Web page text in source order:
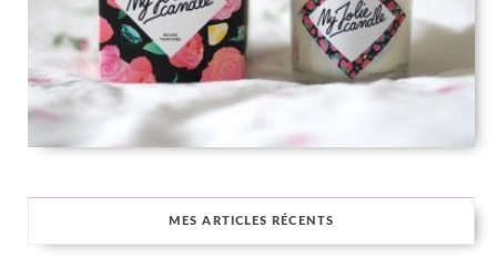
MES ARTICLES RÉCENTS